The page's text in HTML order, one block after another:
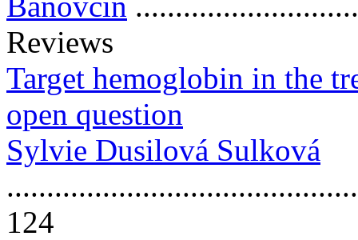
Reviews
Target hemoglobin in the
open question
Sylvie Dusilová Sulková
124